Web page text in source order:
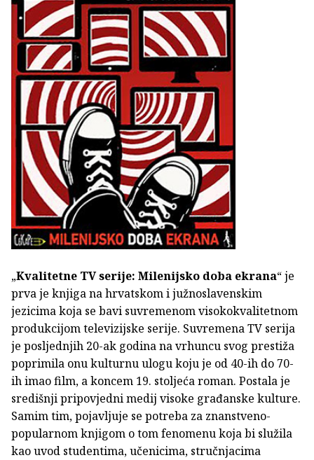
„Kvalitetne TV serije: Milenijsko doba ekrana“ je
prva je knjiga na hrvatskom i južnoslavenskim
jezicima koja se bavi suvremenom visokokvalitetnom
produkcijom televizijske serije. Suvremena TV serija
je posljednjih 20-ak godina na vrhuncu svog prestiža
poprimila onu kulturnu ulogu koju je od 40-ih do 70-
ih imao film, a koncem 19. stoljeća roman. Postala je
središnji pripovjedni medij visoke građanske kulture.
Samim tim, pojavljuje se potreba za znanstveno-
popularnom knjigom o tom fenomenu koja bi služila
kao uvod studentima, učenicima, stručnjacima